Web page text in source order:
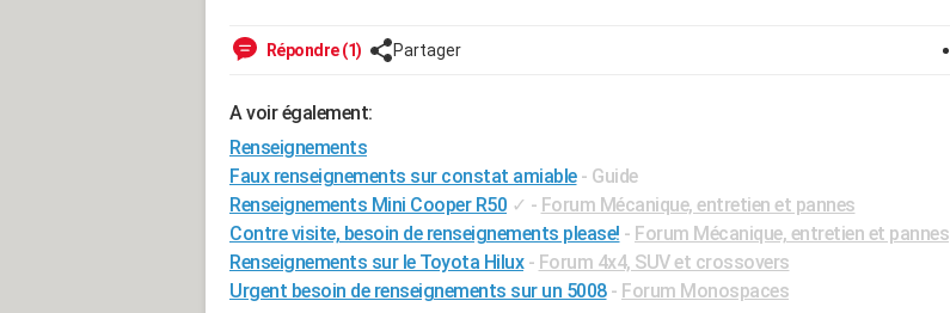
Répondre (1) Partager
A voir également:
Renseignements
Faux renseignements sur constat amiable - Guide
Renseignements Mini Cooper R50 ✓ - Forum Mécanique, entretien et pannes
Contre visite, besoin de renseignements please! - Forum Mécanique, entretien et pannes
Renseignements sur le Toyota Hilux - Forum 4x4, SUV et crossovers
Urgent besoin de renseignements sur un 5008 - Forum Monospaces